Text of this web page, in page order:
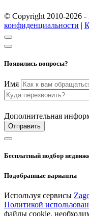
© Copyright 2010-2026 -
конфиденциальности |
Появились вопросы?
Имя
Дополнительная
Отправить
Бесплатный подбор
Подобранные варианты
Используя сервисы
Политикой
файлы cookie,